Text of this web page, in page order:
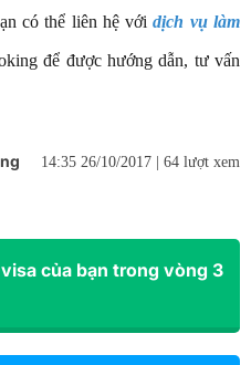
có thể liên hệ vớidịch vụ làm
để được hướng dẫn, tư vấn
14:35 26/10/2017 | 64 lượt xem
của bạn trong vòng 3